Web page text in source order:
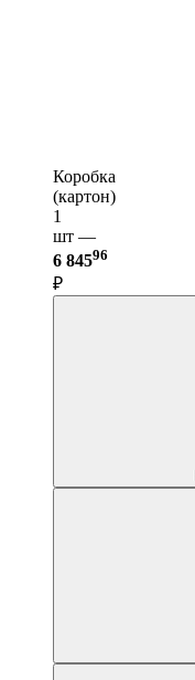
Коробка
(картон)
1
шт —
6 84596
₽